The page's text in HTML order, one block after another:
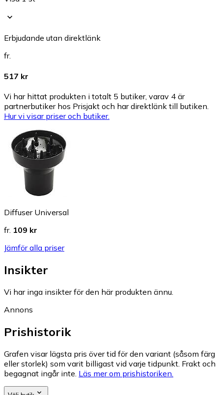
Erbjudande utan direktlänk
fr.
517 kr
Vi har hittat produkten i totalt 5 butiker, varav 4 är
partnerbutiker hos Prisjakt och har direktlänk till butiken.
Hur vi visar priser och butiker.
Diffuser Universal
fr. 109 kr
Jämför alla priser
Insikter
Vi har inga insikter för den här produkten ännu.
Annons
Prishistorik
Grafen visar lägsta pris över tid för den variant (såsom färg
eller storlek) som varit billigast vid varje tidpunkt. Frakt och
begagnat ingår inte. Läs mer om prishistoriken.